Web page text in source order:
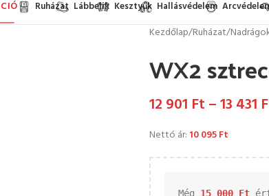
Ruházat Lábbelik Kesztyűk Hallásvédelem
Kezdőlap/Ruházat/
WX2
12 901 Ft –13 431
Nettó ár: 10 095Ft
Még 15 000 Ft